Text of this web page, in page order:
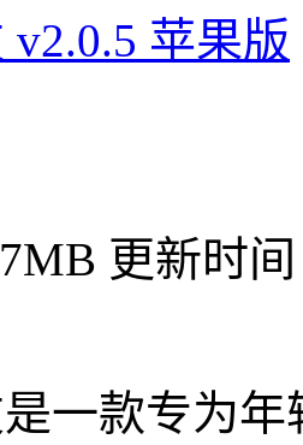
苹果版
更新时
一款专为